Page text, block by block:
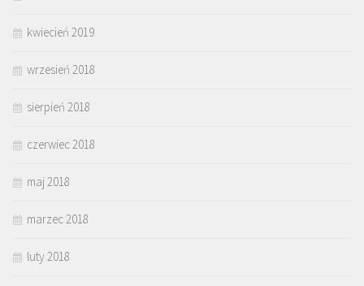
kwiecień 2019
wrzesień 2018
sierpień 2018
czerwiec 2018
maj 2018
marzec 2018
luty 2018